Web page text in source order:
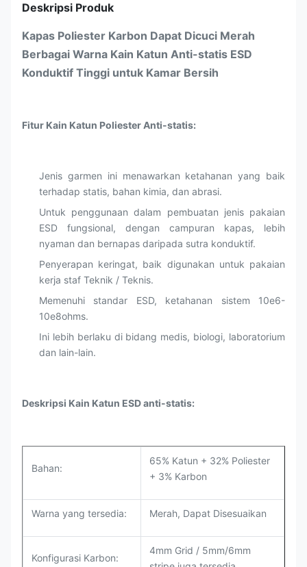
Deskripsi Produk
Kapas Poliester Karbon Dapat Dicuci Merah
Berbagai Warna Kain Katun Anti-statis ESD
Konduktif Tinggi untuk Kamar Bersih
Fitur Kain Katun Poliester Anti-statis:
Jenis garmen ini menawarkan ketahanan yang baik
terhadap statis, bahan kimia, dan abrasi.
Untuk penggunaan dalam pembuatan jenis pakaian
ESD fungsional, dengan campuran kapas, lebih
nyaman dan bernapas daripada sutra konduktif.
Penyerapan keringat, baik digunakan untuk pakaian
kerja staf Teknik / Teknis.
Memenuhi standar ESD, ketahanan sistem 10e6-
10e8ohms.
Ini lebih berlaku di bidang medis, biologi, laboratorium
dan lain-lain.
Deskripsi Kain Katun ESD anti-statis:
Bahan:
65% Katun + 32% Poliester
+ 3% Karbon
Warna yang tersedia: Merah, Dapat Disesuaikan
Konfigurasi Karbon:
4mm Grid / 5mm/6mm